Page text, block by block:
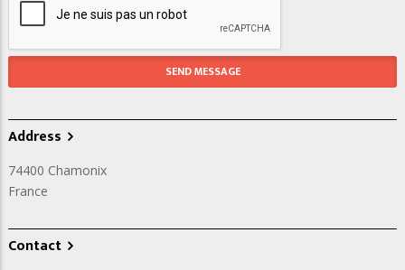
Address
74400 Chamonix
France
Contact